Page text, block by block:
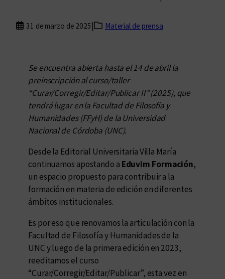
31 de marzo de 2025 | Material de prensa
Se encuentra abierta hasta el 14 de abril la
preinscripción al curso/taller
“Curar/Corregir/Editar/Publicar II” (2025), que
tendrá lugar en la Facultad de Filosofía y
Humanidades (FFyH) de la Universidad
Nacional de Córdoba (UNC).
Desde la Editorial Universitaria Villa María
continuamos apostando a Eduvim Formación,
un espacio propuesto para contribuir a la
formación en materia de edición en diferentes
ámbitos institucionales.
Es por eso que renovamos la articulación con la
Facultad de Filosofía y Humanidades de la
UNC y luego de la primera edición en 2023,
reeditamos el curso
“Curar/Corregir/Editar/Publicar”, esta vez en